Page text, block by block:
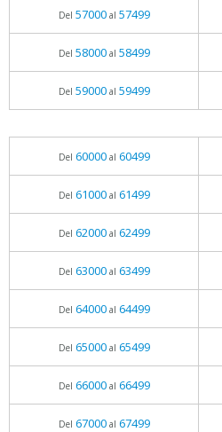
Del 57000al 57499
Del 58000al 58499
Del 59000al 59499
Del 60000al 60499
Del 61000al 61499
Del 62000al 62499
Del 63000al 63499
Del 64000al 64499
Del 65000al 65499
Del 66000al 66499
Del 67000al 67499